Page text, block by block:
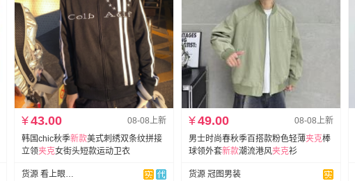
08-08上新
¥43.00
韩国chic秋季新款美式刺绣双条纹拼接
立领夹克女街头短款运动卫衣
货源 看上眼服饰
08-08上新
¥49.00
男士时尚春秋季百搭款粉色轻薄夹克棒
球领外套新款潮流港风夹克衫
货源 冠图男装